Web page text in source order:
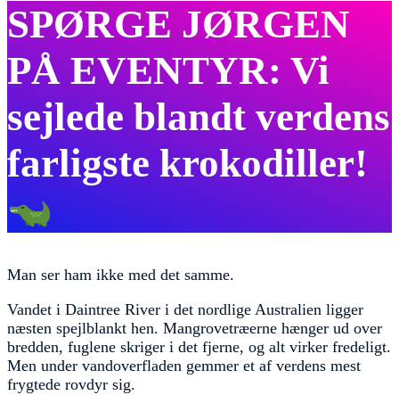
SPØRGE JØRGEN
PÅ EVENTYR: Vi
sejlede blandt verdens
farligste krokodiller!
Man ser ham ikke med det samme.
Vandet i Daintree River i det nordlige Australien ligger
næsten spejlblankt hen. Mangrovetræerne hænger ud over
bredden, fuglene skriger i det fjerne, og alt virker fredeligt.
Men under vandoverfladen gemmer et af verdens mest
frygtede rovdyr sig.